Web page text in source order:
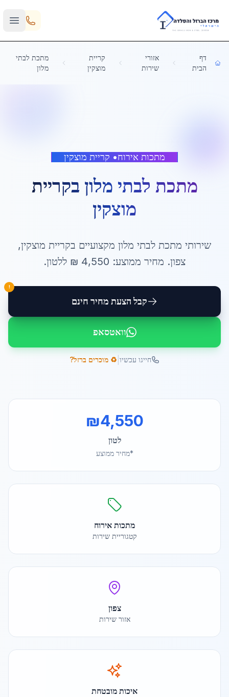
Skip to main content
דף
הבית
אזורי
שירות
קריית
מוצקין
מתכת לבתי
מלון
מתכות אירוח• קריית מוצקין
מתכת לבתי מלון בקריית
מוצקין
שירותי מתכת לבתי מלון מקצועיים בקריית מוצקין,
צפון. מחיר ממוצע: 4,550 ₪ ללטון.
קבל הצעת מחיר חינם
!
וואטסאפ
חייגו עכשיו ♻️ מוכרים ברזל?
₪4,550
לטון
*מחיר ממוצע
מתכות אירוח
קטגוריית שירות
צפון
אזור שירות
איכות מובטחת